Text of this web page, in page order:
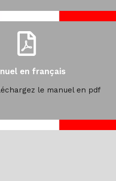
en français
le manuel en pdf